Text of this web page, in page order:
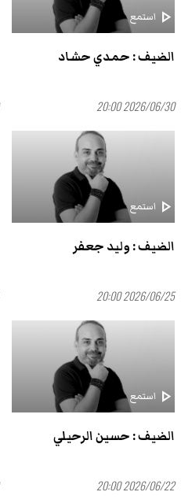
play_arrow استمع
الضيف : حمدي حشاد
2026/06/30 20:00
play_arrow استمع
الضيف : وليد جعفر
2026/06/25 20:00
play_arrow استمع
الضيف : حسين الرحيلي
2026/06/22 20:00